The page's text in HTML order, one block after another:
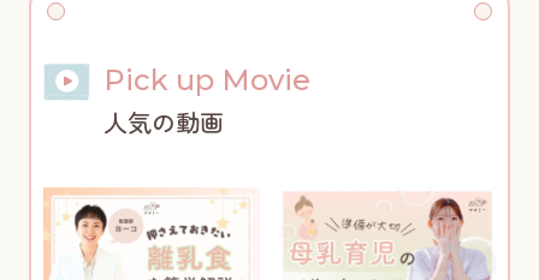
Pick up Movie
人気の動画